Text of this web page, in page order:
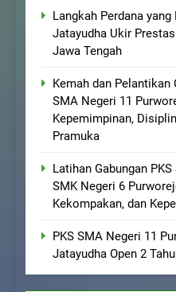
Langkah Perdana
Jatayudha Ukir
Jawa Tengah
Kemah dan
SMA Negeri 11
Kepemimpinan,
Pramuka
Latihan Gabungan
SMK Negeri 6
Kekompakan, dan
PKS SMA Negeri 11
Jatayudha Open 2